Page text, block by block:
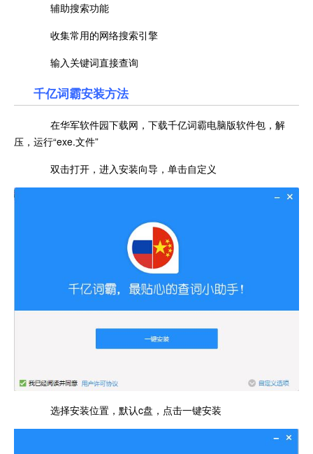
辅助搜索功能
收集常用的网络搜索引擎
输入关键词直接查询
千亿词霸安装方法
在华军软件园下载网，下载千亿词霸电脑版软件包，解
压，运行“exe.文件”
双击打开，进入安装向导，单击自定义
选择安装位置，默认c盘，点击一键安装